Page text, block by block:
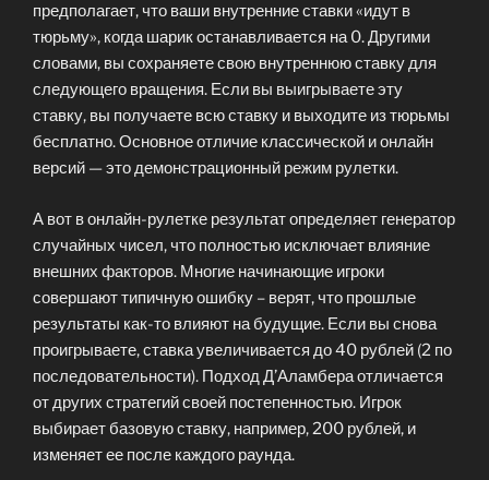
предполагает, что ваши внутренние ставки «идут в
тюрьму», когда шарик останавливается на 0. Другими
словами, вы сохраняете свою внутреннюю ставку для
следующего вращения. Если вы выигрываете эту
ставку, вы получаете всю ставку и выходите из тюрьмы
бесплатно. Основное отличие классической и онлайн
версий — это демонстрационный режим рулетки.
А вот в онлайн-рулетке результат определяет генератор
случайных чисел, что полностью исключает влияние
внешних факторов. Многие начинающие игроки
совершают типичную ошибку – верят, что прошлые
результаты как-то влияют на будущие. Если вы снова
проигрываете, ставка увеличивается до 40 рублей (2 по
последовательности). Подход Д’Аламбера отличается
от других стратегий своей постепенностью. Игрок
выбирает базовую ставку, например, 200 рублей, и
изменяет ее после каждого раунда.